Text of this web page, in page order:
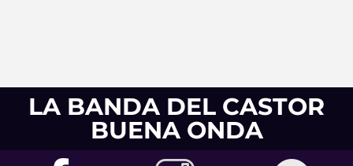
LA BANDA DEL CASTOR
BUENA ONDA